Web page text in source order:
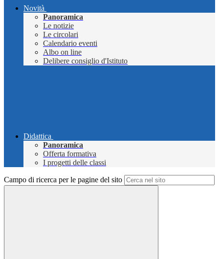
Novità
Panoramica
Le notizie
Le circolari
Calendario eventi
Albo on line
Delibere consiglio d'Istituto
Didattica
Panoramica
Offerta formativa
I progetti delle classi
Campo di ricerca per le pagine del sito